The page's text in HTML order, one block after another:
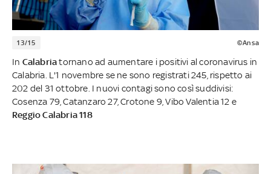
13/15 ©Ansa
In Calabriatornano ad aumentare i positivi al coronavirus in
Calabria. L'1 novembre se ne sono registrati 245, rispetto ai
202 del 31 ottobre. I nuovi contagi sono così suddivisi:
Cosenza 79, Catanzaro 27, Crotone 9, Vibo Valentia 12 e
Reggio Calabria 118